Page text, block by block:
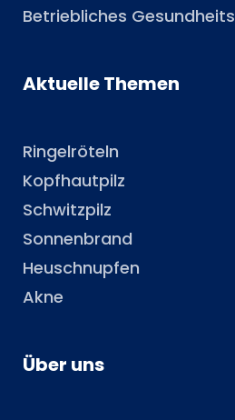
Betriebliches
Aktuelle Themen
Ringelröteln
Kopfhautpilz
Schwitzpilz
Sonnenbrand
Heuschnupfen
Akne
Über uns